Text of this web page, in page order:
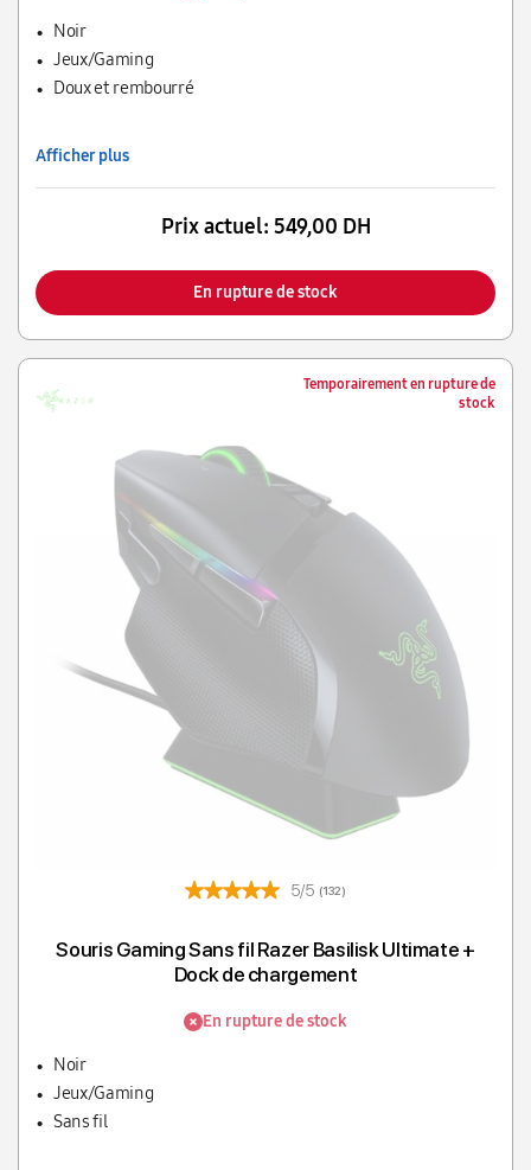
Noir
Jeux/Gaming
Doux et rembourré
Afficher plus
Prix actuel: 549,00 DH
En rupture de stock
Temporairement en rupture de
stock
5/5 (132)
Souris Gaming Sans fil Razer Basilisk Ultimate +
Dock de chargement
En rupture de stock
Noir
Jeux/Gaming
Sans fil